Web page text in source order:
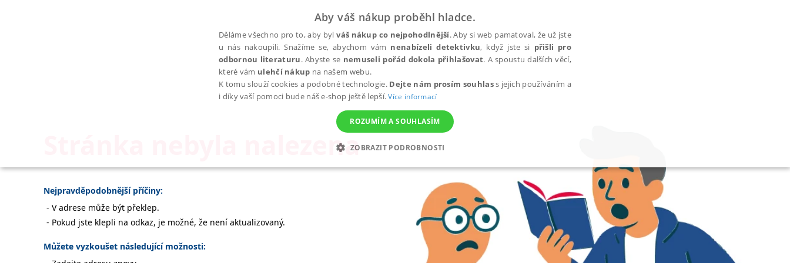
Stránka nebyla nalezena
Nejpravděpodobnější příčiny:
V adrese může být překlep.
Pokud jste klepli na odkaz, je možné, že není aktualizovaný.
Můžete vyzkoušet následující možnosti:
Aby váš nákup proběhl hladce.
Děláme všechno pro to, aby bylváš nákup co nejpohodlnější. Aby si web pamatoval, že už jste
u nás nakoupili. Snažíme se, abychom vám nenabízeli detektivku, když jste si přišli pro
odbornou literaturu. Abyste se nemuseli pořád dokola přihlašovat. A spoustu dalších věcí,
které vám ulehčí nákup na našem webu.
K tomu slouží cookies a podobné technologie. Dejte nám prosím souhlass jejich používáním a
i díky vaší pomoci bude náš e-shop ještě lepší.Více informací
ROZUMÍM A SOUHLASÍM
ZOBRAZIT PODROBNOSTI
NEZBYTNÉ ANALYTICKÉ MARKETINGOVÉ FUNKČNÍ NEZAŘAZENÉ SOUBORY
Nezbytné Funkční Nezařazené soubory
Nezbytně nutné soubory cookie umožňují základní funkce webových stránek, jako je přihlášení uživatele a správa účtu. Webové stránky nelze bez nezbytně nutných souborů cookie správně používat.